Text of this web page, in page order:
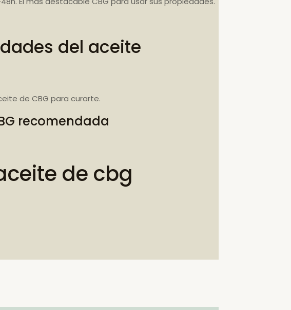
del aceite
de CBG para curarte.
recomendada
de cbg